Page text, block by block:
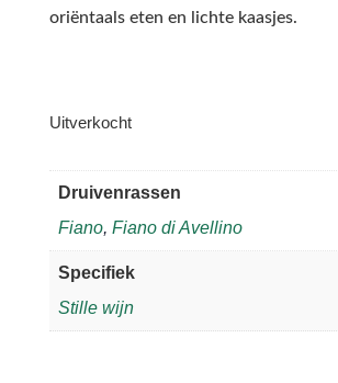
oriëntaals eten en lichte kaasjes.
Uitverkocht
Druivenrassen
Fiano, Fiano di Avellino
Specifiek
Stille wijn